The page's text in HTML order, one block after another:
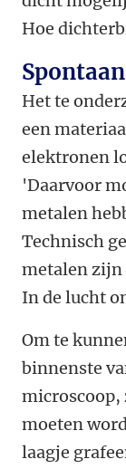
Hoe
Het te
een
elektronen
'Daarvoor
metalen
Technisch
metalen zijn
In de lucht
Om te
binnenste
microscoop,
moeten
laagje